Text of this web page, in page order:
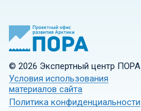
© 2026 Экспертный центр ПОРА
Условия использования
материалов сайта
Политика конфиденциальности